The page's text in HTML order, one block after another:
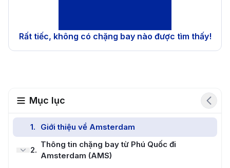
Rất tiếc, không có chặng bay nào được tìm thấy!
Mục lục
1. Giới thiệu về Amsterdam
2.
Thông tin chặng bay từ Phú Quốc đi
Amsterdam (AMS)